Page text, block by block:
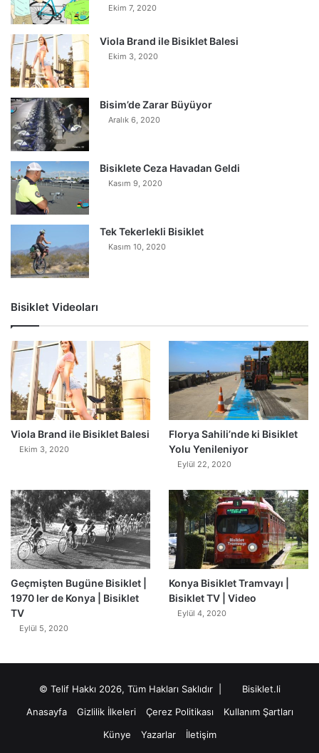
Ekim 7, 2020
Viola Brand ile Bisiklet Balesi
Ekim 3, 2020
Bisim’de Zarar Büyüyor
Aralık 6, 2020
Bisiklete Ceza Havadan Geldi
Kasım 9, 2020
Tek Tekerlekli Bisiklet
Kasım 10, 2020
Bisiklet Videoları
Viola Brand ile Bisiklet Balesi
Ekim 3, 2020
0
Florya Sahili’nde ki Bisiklet
Yolu Yenileniyor
Eylül 22, 2020
Geçmişten Bugüne Bisiklet |
1970 ler de Konya | Bisiklet
TV
Eylül 5, 2020
Konya Bisiklet Tramvayı |
Bisiklet TV | Video
Eylül 4, 2020
© Telif Hakkı 2026, Tüm Hakları Saklıdır |
Bisiklet.li
Anasayfa
Gizlilik İlkeleri Çerez Politikası
Kullanım Şartları
Künye
Yazarlar İletişim